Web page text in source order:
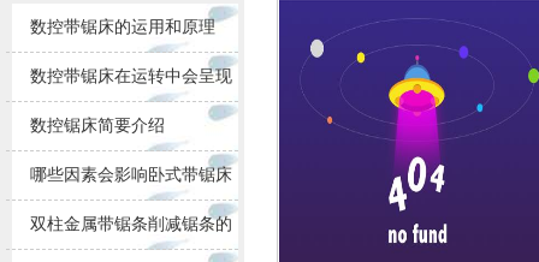
数控带锯床的运用和原理
数控带锯床在运转中会呈现
的问题
数控锯床简要介绍
哪些因素会影响卧式带锯床
锯削的效果
双柱金属带锯条削减锯条的